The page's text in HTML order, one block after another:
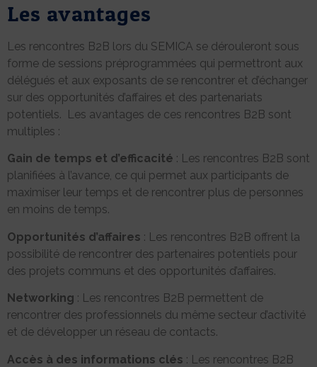
Les avantages
Les rencontres B2B lors du SEMICA se dérouleront sous
forme de sessions préprogrammées qui permettront aux
délégués et aux exposants de se rencontrer et d’échanger
sur des opportunités d’affaires et des partenariats
potentiels. Les avantages de ces rencontres B2B sont
multiples :
Gain de temps et d’efficacité : Les rencontres B2B sont
planifiées à l’avance, ce qui permet aux participants de
maximiser leur temps et de rencontrer plus de personnes
en moins de temps.
Opportunités d’affaires : Les rencontres B2B offrent la
possibilité de rencontrer des partenaires potentiels pour
des projets communs et des opportunités d’affaires.
Networking : Les rencontres B2B permettent de
rencontrer des professionnels du même secteur d’activité
et de développer un réseau de contacts.
Accès à des informations clés : Les rencontres B2B